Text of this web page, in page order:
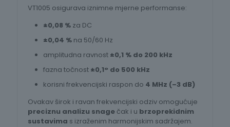
VT1005 osigurava iznimne mjerne performanse:
±0,08 % za DC
±0,04 % na 50/60 Hz
amplitudna ravnost ±0,1 % do 200 kHz
fazna točnost ±0,1° do 500 kHz
korisni frekvencijski raspon do 4 MHz (–3 dB)
Ovakav širok i ravan frekvencijski odziv omogućuje
preciznu analizu snagečak i u brzoprekidnim
sustavima s izraženim harmonijskim sadržajem.